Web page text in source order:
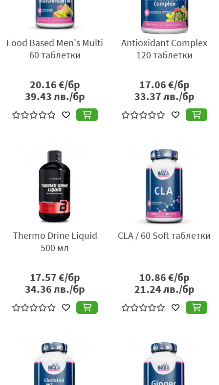
Food Based Men's Multi
60 таблетки
20.16€/бр
39.43лв./бр
Antioxidant Complex
120 таблетки
17.06€/бр
33.37лв./бр
Thermo Drine Liquid
500 мл
17.57€/бр
34.36лв./бр
CLA / 60 Soft таблетки
10.86€/бр
21.24лв./бр